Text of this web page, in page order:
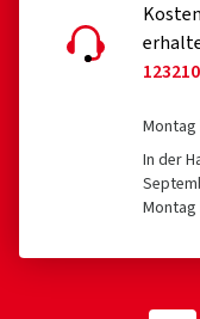
Montag
In der
Montag